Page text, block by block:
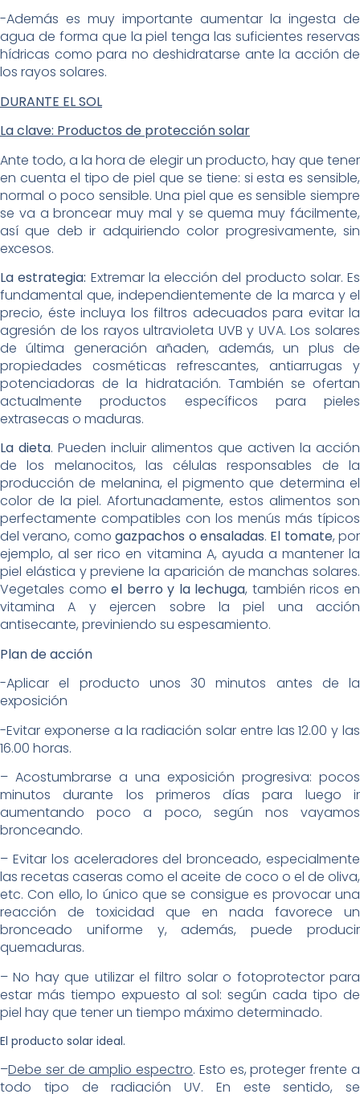
-Además es muy importante aumentar la ingesta de
agua de forma que la piel tenga las suficientes reservas
hídricas como para no deshidratarse ante la acción de
los rayos solares.
DURANTE EL SOL
La clave: Productos de protección solar
Ante todo, a la hora de elegir un producto, hay que tener
en cuenta el tipo de piel que se tiene: si esta es sensible,
normal o poco sensible. Una piel que es sensible siempre
se va a broncear muy mal y se quema muy fácilmente,
así que deb ir adquiriendo color progresivamente, sin
excesos.
La estrategia: Extremar la elección del producto solar. Es
fundamental que, independientemente de la marca y el
precio, éste incluya los filtros adecuados para evitar la
agresión de los rayos ultravioleta UVB y UVA. Los solares
de última generación añaden, además, un plus de
propiedades cosméticas refrescantes, antiarrugas y
potenciadoras de la hidratación. También se ofertan
actualmente productos específicos para pieles
extrasecas o maduras.
La dieta. Pueden incluir alimentos que activen la acción
de los melanocitos, las células responsables de la
producción de melanina, el pigmento que determina el
color de la piel. Afortunadamente, estos alimentos son
perfectamente compatibles con los menús más típicos
del verano, comogazpachos o ensaladas. El tomate, por
ejemplo, al ser rico en vitamina A, ayuda a mantener la
piel elástica y previene la aparición de manchas solares.
Vegetales comoel berro y la lechuga, también ricos en
vitamina A y ejercen sobre la piel una acción
antisecante, previniendo su espesamiento.
Plan de acción
-Aplicar el producto unos 30 minutos antes de la
exposición
-Evitar exponerse a la radiación solar entre las 12.00 y las
16.00 horas.
– Acostumbrarse a una exposición progresiva: pocos
minutos durante los primeros días para luego ir
aumentando poco a poco, según nos vayamos
bronceando.
– Evitar los aceleradores del bronceado, especialmente
las recetas caseras como el aceite de coco o el de oliva,
etc. Con ello, lo único que se consigue es provocar una
reacción de toxicidad que en nada favorece un
bronceado uniforme y, además, puede producir
quemaduras.
– No hay que utilizar el filtro solar o fotoprotector para
estar más tiempo expuesto al sol: según cada tipo de
piel hay que tener un tiempo máximo determinado.
El producto solar ideal.
–Debe ser de amplio espectro. Esto es, proteger frente a
todo tipo de radiación UV. En este sentido, se